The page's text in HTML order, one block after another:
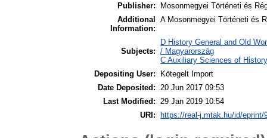
Publisher:
Mosonmegyei Történeti és
Additional
Information:
A Mosonmegyei Történeti és
Subjects:
D History General and Old
/ Magyarország
C Auxiliary Sciences of
Depositing User:
Kötegelt Import
Date Deposited:
20 Jun 2017 09:53
Last Modified:
29 Jan 2019 10:54
URI: https://real-j.mtak.hu/id/eprint/